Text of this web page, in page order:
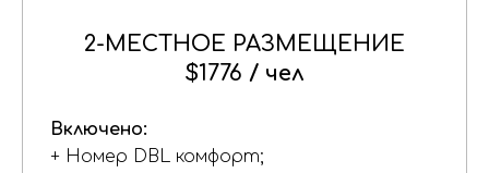
2-МЕСТНОЕ РАЗМЕЩЕНИЕ
$1776 / чел
Включено:
+ Номер DBL комфорт;